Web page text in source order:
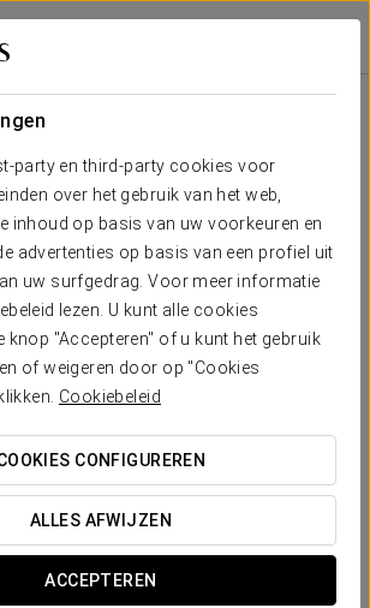
party en third-party cookies voor
over het gebruik van het web,
inhoud op basis van uw voorkeuren en
advertenties op basis van een profiel uit
uw surfgedrag. Voor meer informatie
lezen. U kunt alle cookies
knop "Accepteren" of u kunt het gebruik
of weigeren door op "Cookies
Cookiebeleid
CONFIGUREREN
ALLES AFWIJZEN
ACCEPTEREN
evenement in
OFFERTE AANVRAGEN
opstellingopstelling
- - 16 12 14 25
- 60 26 18 20 50